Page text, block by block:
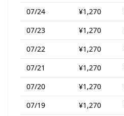
07/24
¥1,270
07/23
¥1,270
07/22
¥1,270
07/21
¥1,270
07/20
¥1,270
07/19
¥1,270